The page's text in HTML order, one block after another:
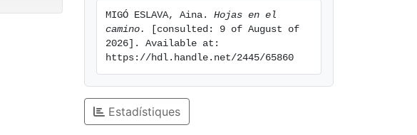
MIGÓ ESLAVA, Aina. Hojas en el
camino.
[consulted: 9 of August of
2026]. Available at:
https://hdl.handle.net/2445/65860
Estadístiques